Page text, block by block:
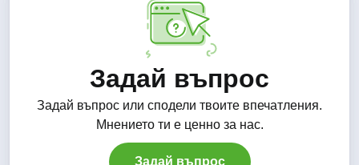
Задай въпрос
Задай въпрос или сподели твоите впечатления.
Mнението ти е ценно за нас.
Задай въпрос